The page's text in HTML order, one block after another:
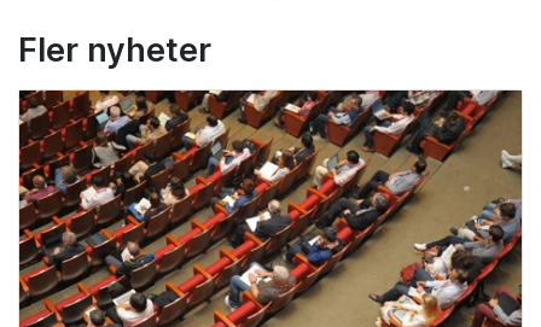
Fler nyheter